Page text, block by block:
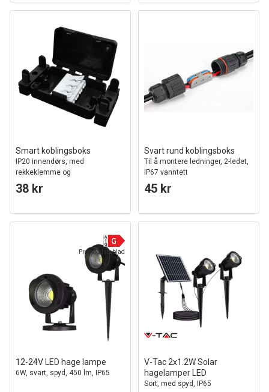
Smart koblingsboks
IP20 innendørs, med
rekkeklemme og
strekkavlastning
38 kr
Svart rund koblingsboks
Til å montere ledninger, 2-ledet,
IP67 vanntett
45 kr
Produktdatablad
12-24V LED hage lampe
6W, svart, spyd, 450 lm, IP65
V-Tac 2x1.2W Solar
hagelamper LED
Sort, med spyd, IP65